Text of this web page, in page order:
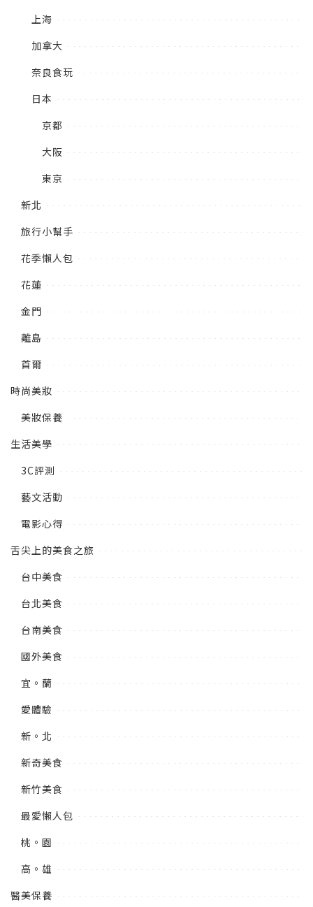
上海
加拿大
奈良食玩
日本
京都
大阪
東京
新北
旅行小幫手
花季懶人包
花蓮
金門
離島
首爾
時尚美妝
美妝保養
生活美學
3C評測
藝文活動
電影心得
舌尖上的美食之旅
台中美食
台北美食
台南美食
國外美食
宜。蘭
愛體驗
新。北
新奇美食
新竹美食
最愛懶人包
桃。園
高。雄
醫美保養